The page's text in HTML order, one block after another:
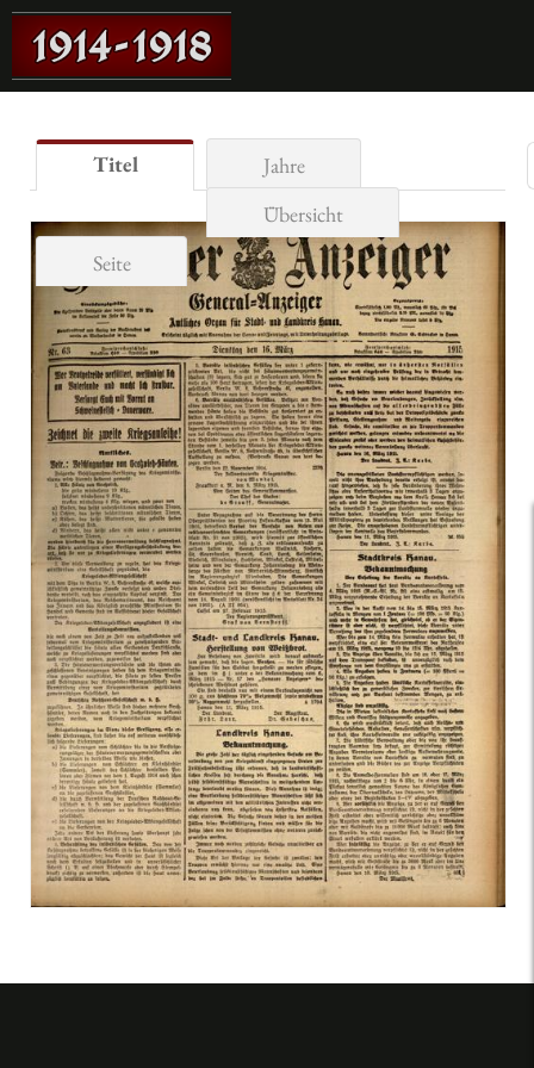
Titel
Jahre
Übersicht
Seite